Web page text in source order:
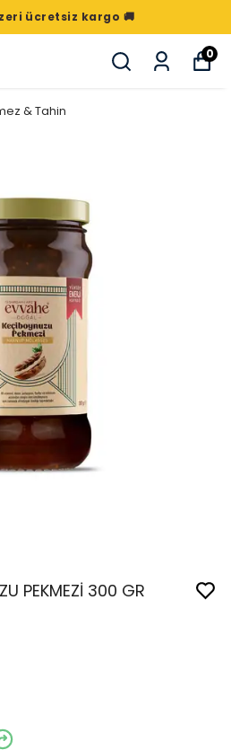
ücretsiz kargo 🚚
0
& Tahin
PEKMEZİ 300 GR